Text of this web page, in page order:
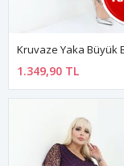
1.349,90 TL